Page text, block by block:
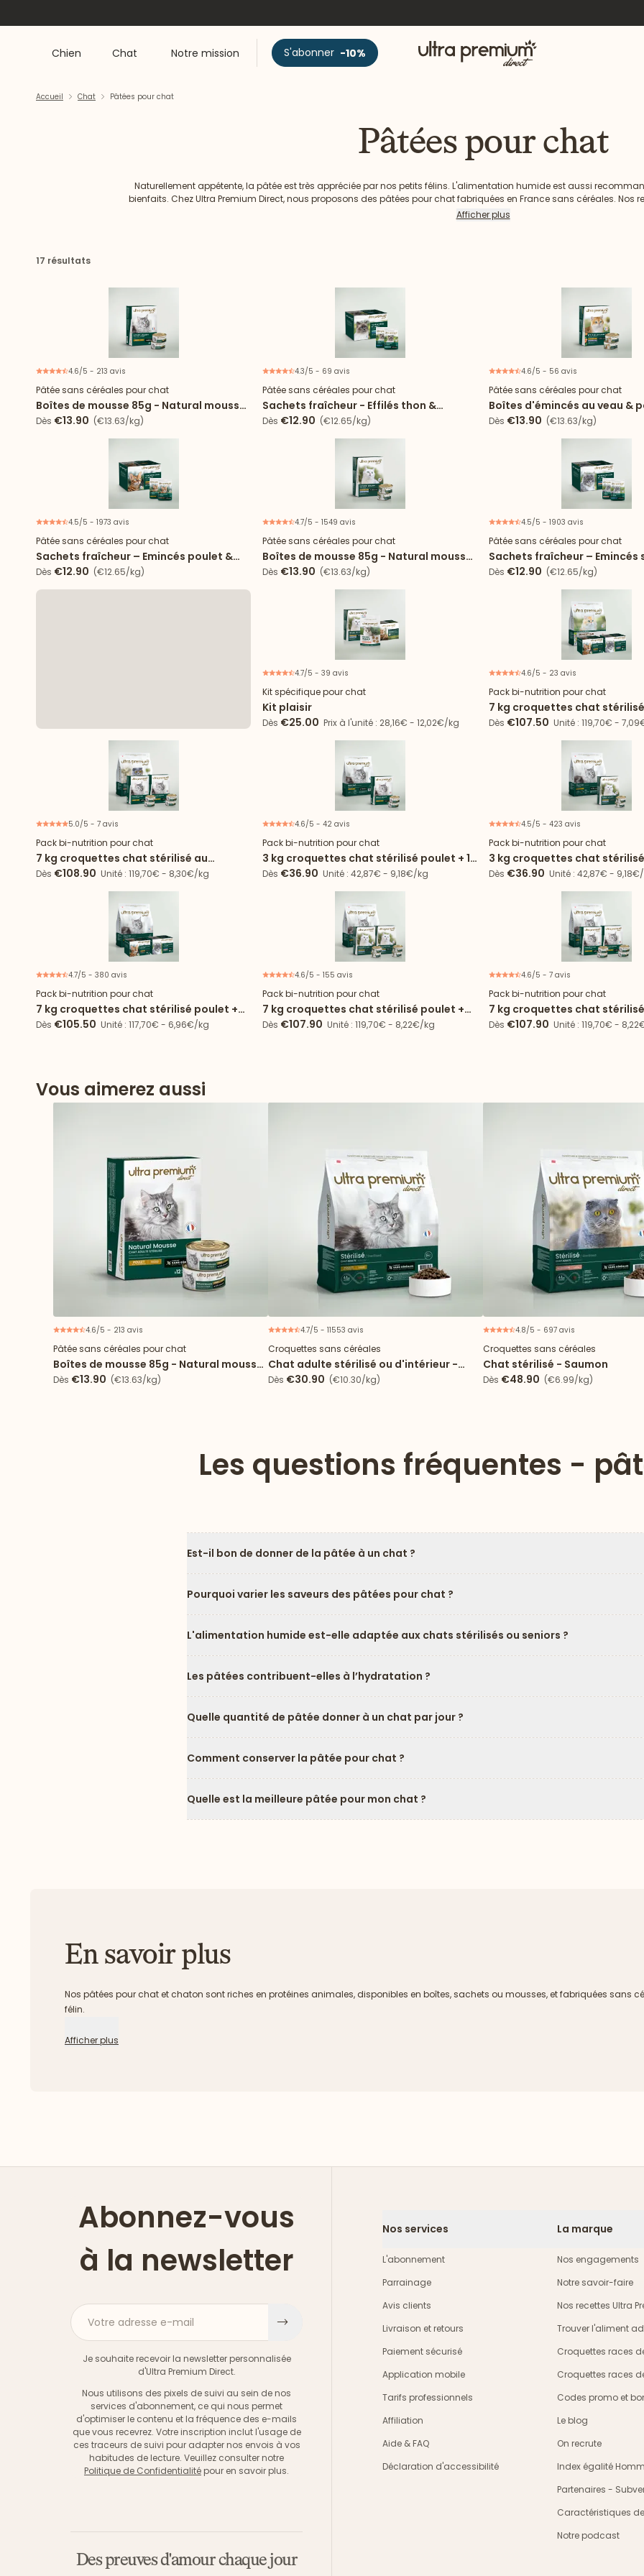
Chien Chat Notre mission S'abonner -10% Accueil
Accueil Chat Pâtées pour chat
Pâtées pour chat
Naturellement appétente, la pâtée est très appréciée par nos petits félins. L'alimentation humide est aussi
bienfaits. Chez Ultra Premium Direct, nous proposons des pâtées pour chat fabriquées en France sans céréales. Nos
qualité choisis pour leurs bienfaits afin d'offrir le meilleur de la nature à votre
Afficher plus
17 résultats
4.6/5 - 213 avis
Pâtée sans céréales pour chat
Boîtes de mousse 85g - Natural mousse
poulet pour chat stérilisé
Dès €13.90 (€13.63/kg)
4.3/5 - 69 avis
Pâtée sans céréales pour chat
Sachets fraîcheur - Effilés thon &
cabillaud en sauce
Dès €12.90 (€12.65/kg)
4.6/5 - 56 avis
Pâtée sans céréales pour chat
Boîtes d'émincés au veau &
sauce
Dès €13.90 (€13.63/kg)
4.5/5 - 1973 avis
Pâtée sans céréales pour chat
Sachets fraîcheur – Emincés poulet &
dinde en sauce
Dès €12.90 (€12.65/kg)
4.7/5 - 1549 avis
Pâtée sans céréales pour chat
Boîtes de mousse 85g - Natural mousse
sole & poulet
Dès €13.90 (€13.63/kg)
4.5/5 - 1903 avis
Pâtée sans céréales pour chat
Sachets fraîcheur – Emincés
cabillaud en sauce
Dès €12.90 (€12.65/kg)
4.7/5 - 39 avis
Kit spécifique pour chat
Kit plaisir
Dès €25.00 Prix à l'unité : 28,16€ - 12,02€/kg
4.6/5 - 23 avis
Pack bi-nutrition pour chat
7 kg croquettes chat
frais + 96 sachets
Dès €107.50 Unité : 119,70€ -
5.0/5 - 7 avis
Pack bi-nutrition pour chat
7 kg croquettes chat stérilisé au
Saumon + 72 boîtes de mousse au
Dès €108.90 Unité : 119,70€ - 8,30€/kg
4.6/5 - 42 avis
Pack bi-nutrition pour chat
3 kg croquettes chat stérilisé poulet + 12
boîtes de mousse chat stérilisé poulet
Dès €36.90 Unité : 42,87€ - 9,18€/kg
4.5/5 - 423 avis
Pack bi-nutrition pour chat
3 kg croquettes chat
boîtes de mousse
Dès €36.90 Unité : 42,87€ -
4.7/5 - 380 avis
Pack bi-nutrition pour chat
7 kg croquettes chat stérilisé poulet +
96 sachets
Dès €105.50 Unité : 117,70€ - 6,96€/kg
4.6/5 - 155 avis
Pack bi-nutrition pour chat
7 kg croquettes chat stérilisé poulet +
72 boîtes de mousse
Dès €107.90 Unité : 119,70€ - 8,22€/kg
4.6/5 - 7 avis
Pack bi-nutrition pour chat
7 kg croquettes chat
72 boîtes de mousse chat
Dès €107.90 Unité : 119,70€ -
Vous aimerez aussi
4.6/5 - 213 avis
Pâtée sans céréales pour chat
Boîtes de mousse 85g - Natural mousse
poulet pour chat stérilisé
Dès €13.90 (€13.63/kg)
4.7/5 - 11553 avis
Croquettes sans céréales
Chat adulte stérilisé ou d'intérieur -
Poulet
Dès €30.90 (€10.30/kg)
4.8/5 - 697 avis
Croquettes sans céréales
Chat stérilisé - Saumon
Dès €48.90 (€6.99/kg)
Les questions fréquentes -
Est-il bon de donner de la pâtée à un chat ?
Pourquoi varier les saveurs des pâtées pour chat ?
L'alimentation humide est-elle adaptée aux chats stérilisés ou seniors ?
Les pâtées contribuent-elles à l’hydratation ?
Quelle quantité de pâtée donner à un chat par jour ?
Comment conserver la pâtée pour chat ?
Quelle est la meilleure pâtée pour mon chat ?
En savoir plus
Nos pâtées pour chat et chaton sont riches en protéines animales, disponibles en boîtes, sachets ou mousses, et fabriquées sans
félin.
Afficher plus
Abonnez-vous
à la newsletter
Votre adresse e-mail
Je souhaite recevoir la newsletter personnalisée
d'Ultra Premium Direct.
Nous utilisons des pixels de suivi au sein de nos
services d'abonnement, ce qui nous permet
d'optimiser le contenu et la fréquence des e-mails
que vous recevrez. Votre inscription inclut l'usage de
ces traceurs de suivi pour adapter nos envois à vos
habitudes de lecture. Veuillez consulter notre
Politique de Confidentialité pour en savoir plus.
Des preuves d'amour chaque jour
Nos services
L'abonnement
Parrainage
Avis clients
Livraison et retours
Paiement sécurisé
Application mobile
Tarifs professionnels
Affiliation
Aide & FAQ
Déclaration d'accessibilité
La marque
Nos engagements
Notre savoir-faire
Nos recettes Ultra
Trouver l'aliment
Croquettes races
Croquettes races
Codes promo et
Le blog
On recrute
Index égalité
Partenaires -
Caractéristiques
Notre podcast